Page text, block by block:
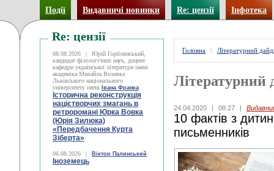
Події Видавничі новинки Re: цензії Інфотека
Re: цензії
08.08.2026 |
Юрій Горблянський,
кандидат філологічних наук, доцент
кафедри української літератури імені
академіка Михайла Возняка
Львівського національного
університету імені
Івана Франка
Історична реконструкція
націєтворчих змагань в
ретроромані Юрка Вовка
(Юрія Зилюка)
«Передбачення Курта
Зіберта»
06.08.2026 | Віктор Палинський
Іноземець
Головна \ Літературний
Літературний
24.04.2020 | 08:27 |
10 фактів з
письменників